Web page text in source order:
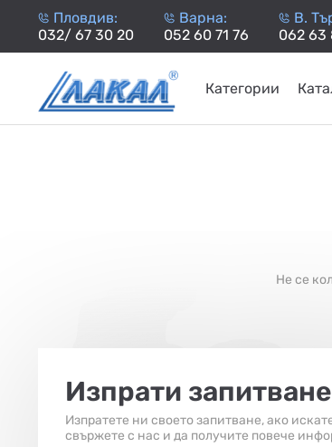
Пловдив:
032/ 67 30 20
Варна:
052 60 71 76
В.
062 63
Категории
Не се
Изпрати запитване
Изпратете ни своето запитване, ако
свържете с нас и да получите повече